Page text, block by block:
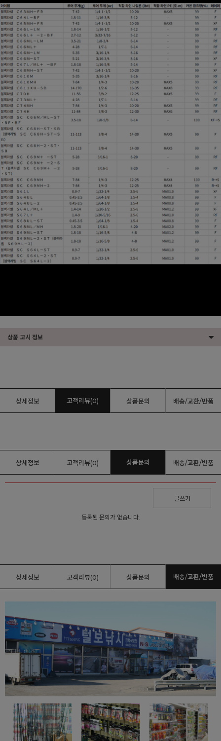
상품 고시 정보
상세정보 고객리뷰(0) 상품문의 배송/교환/반품
상세정보 고객리뷰(0) 상품문의 배송/교환/반품
글쓰기
등록된 문의가 없습니다.
상세정보 고객리뷰(0) 상품문의 배송/교환/반품